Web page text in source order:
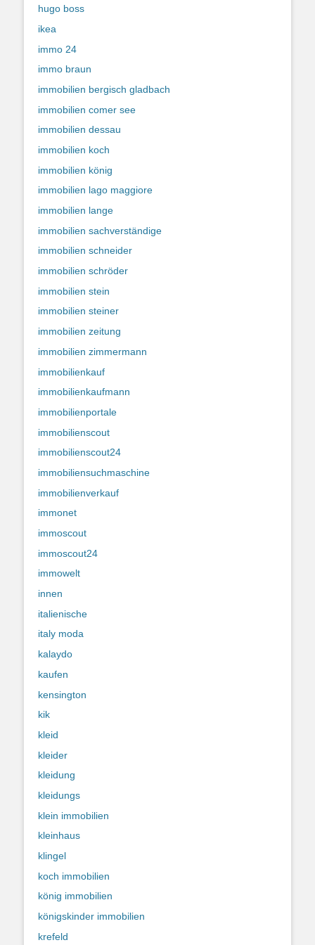
hugo boss
ikea
immo 24
immo braun
immobilien bergisch gladbach
immobilien comer see
immobilien dessau
immobilien koch
immobilien könig
immobilien lago maggiore
immobilien lange
immobilien sachverständige
immobilien schneider
immobilien schröder
immobilien stein
immobilien steiner
immobilien zeitung
immobilien zimmermann
immobilienkauf
immobilienkaufmann
immobilienportale
immobilienscout
immobilienscout24
immobiliensuchmaschine
immobilienverkauf
immonet
immoscout
immoscout24
immowelt
innen
italienische
italy moda
kalaydo
kaufen
kensington
kik
kleid
kleider
kleidung
kleidungs
klein immobilien
kleinhaus
klingel
koch immobilien
könig immobilien
königskinder immobilien
krefeld